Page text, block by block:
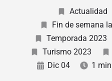
Actualidad
Fin de semana
Temporada 2023
Turismo 2023
Dic 04
1